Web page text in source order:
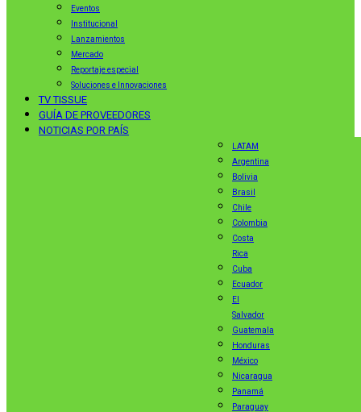
Eventos
Institucional
Lanzamientos
Mercado
Reportaje especial
Soluciones e Innovaciones
TV TISSUE
GUÍA DE PROVEEDORES
NOTICIAS POR PAÍS
LATAM
Argentina
Bolivia
Brasil
Chile
Colombia
Costa
Rica
Cuba
Ecuador
El
Salvador
Guatemala
Honduras
México
Nicaragua
Panamá
Paraguay